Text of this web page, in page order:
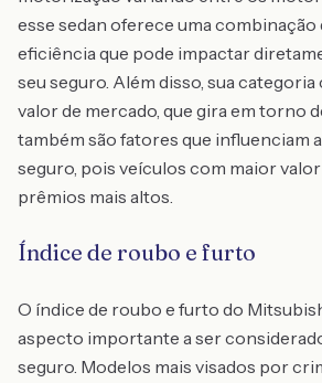
esse sedan oferece uma combinação
eficiência que pode impactar
seu seguro. Além disso, sua categoria
valor de mercado, que gira em torno
também são fatores que influenciam
seguro, pois veículos com maior
prêmios mais altos.
Índice de roubo e furto
O índice de roubo e furto do
aspecto importante a ser
seguro. Modelos mais visados por